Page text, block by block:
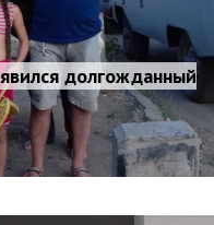
долгожданный